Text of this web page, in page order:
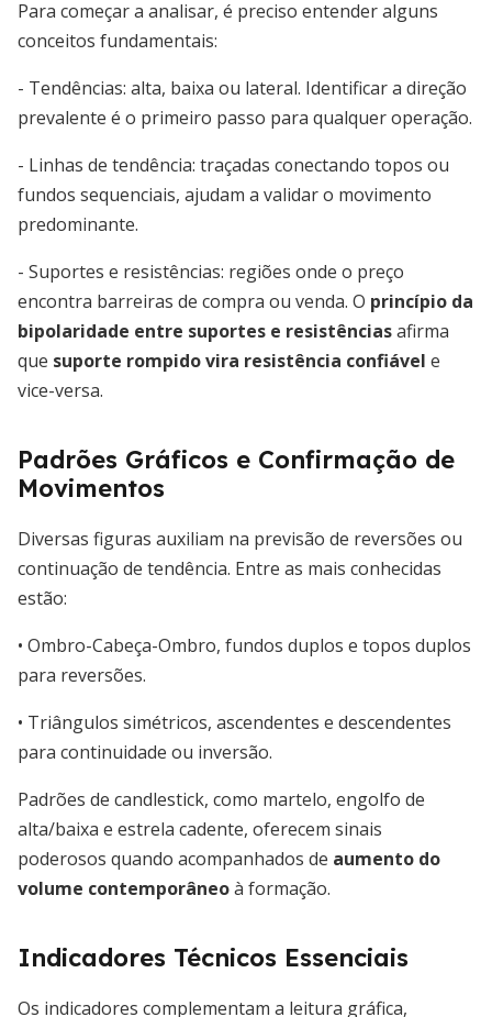
Para começar a analisar, é preciso entender alguns
conceitos fundamentais:
- Tendências: alta, baixa ou lateral. Identificar a direção
prevalente é o primeiro passo para qualquer operação.
- Linhas de tendência: traçadas conectando topos ou
fundos sequenciais, ajudam a validar o movimento
predominante.
- Suportes e resistências: regiões onde o preço
encontra barreiras de compra ou venda. O princípio da
bipolaridade entre suportes e resistênciasafirma
que suporte rompido vira resistência confiável e
vice-versa.
Padrões Gráficos e Confirmação de
Movimentos
Diversas figuras auxiliam na previsão de reversões ou
continuação de tendência. Entre as mais conhecidas
estão:
• Ombro-Cabeça-Ombro, fundos duplos e topos duplos
para reversões.
• Triângulos simétricos, ascendentes e descendentes
para continuidade ou inversão.
Padrões de candlestick, como martelo, engolfo de
alta/baixa e estrela cadente, oferecem sinais
poderosos quando acompanhados de aumento do
volume contemporâneoà formação.
Indicadores Técnicos Essenciais
Os indicadores complementam a leitura gráfica,